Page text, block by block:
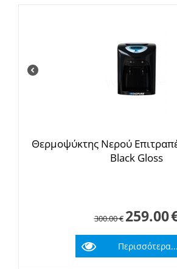
Θερμοψύκτης Νερού
Black Gloss
300.00€ 259.00
Περισσότερα...